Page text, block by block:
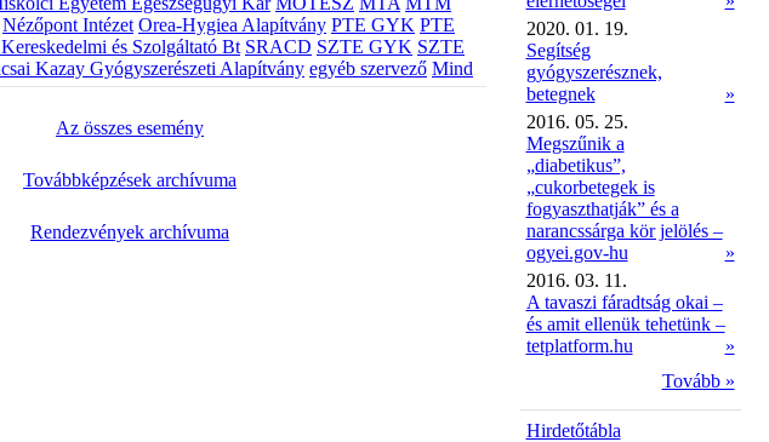
Nézőpont Intézet Orea-Hygiea Alapítvány PTE GYK PTE
és Szolgáltató Bt SRACD SZTE GYK SZTE
Kazay Gyógyszerészeti Alapítvány egyéb szervező Mind
Az összes esemény
Továbbképzések archívuma
Rendezvények archívuma
2020. 01. 19.
Segítség
gyógyszerésznek,
betegnek
»
2016. 05. 25.
Megszűnik a
„diabetikus”,
„cukorbetegek is
fogyaszthatják” és a
narancssárga kör jelölés –
ogyei.gov-hu
»
2016. 03. 11.
A tavaszi fáradtság okai –
és amit ellenük tehetünk –
tetplatform.hu
»
Tovább »
Hirdetőtábla